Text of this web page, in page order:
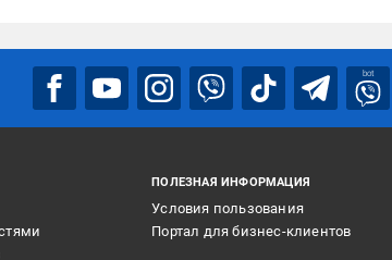
bot
ПОЛЕЗНАЯ ИНФОРМАЦИЯ
Условия пользования
Портал для бизнес-клиентов